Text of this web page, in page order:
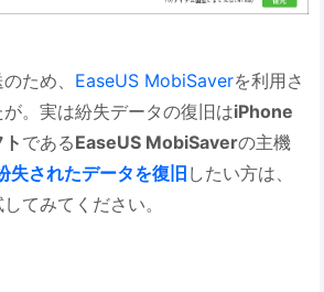
ため、 EaseUS MobiSaverを利用さ
。実は紛失データの復旧はiPhone
であるEaseUS MobiSaverの主機
失されたデータを復旧 したい方は、
てみてください。